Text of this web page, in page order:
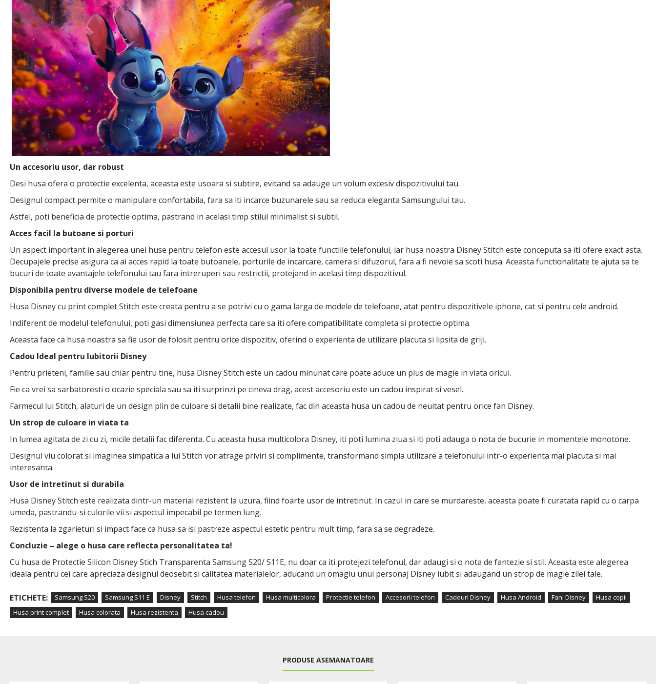
Un accesoriu usor, dar robust
Desi husa ofera o protectie excelenta, aceasta este usoara si subtire, evitand sa adauge un volum excesiv dispozitivului tau.
Designul compact permite o manipulare confortabila, fara sa iti incarce buzunarele sau sa reduca eleganta Samsungului tau.
Astfel, poti beneficia de protectie optima, pastrand in acelasi timp stilul minimalist si subtil.
Acces facil la butoane si porturi
Un aspect important in alegerea unei huse pentru telefon este accesul usor la toate functiile telefonului, iar husa noastra Disney Stitch este conceputa sa iti ofere exact asta.
Decupajele precise asigura ca ai acces rapid la toate butoanele, porturile de incarcare, camera si difuzorul, fara a fi nevoie sa scoti husa. Aceasta functionalitate te ajuta sa te
bucuri de toate avantajele telefonului tau fara intreruperi sau restrictii, protejand in acelasi timp dispozitivul.
Disponibila pentru diverse modele de telefoane
Husa Disney cu print complet Stitch este creata pentru a se potrivi cu o gama larga de modele de telefoane, atat pentru dispozitivele iphone, cat si pentru cele android.
Indiferent de modelul telefonului, poti gasi dimensiunea perfecta care sa iti ofere compatibilitate completa si protectie optima.
Aceasta face ca husa noastra sa fie usor de folosit pentru orice dispozitiv, oferind o experienta de utilizare placuta si lipsita de griji.
Cadou Ideal pentru Iubitorii Disney
Pentru prieteni, familie sau chiar pentru tine, husa Disney Stitch este un cadou minunat care poate aduce un plus de magie in viata oricui.
Fie ca vrei sa sarbatoresti o ocazie speciala sau sa iti surprinzi pe cineva drag, acest accesoriu este un cadou inspirat si vesel.
Farmecul lui Stitch, alaturi de un design plin de culoare si detalii bine realizate, fac din aceasta husa un cadou de neuitat pentru orice fan Disney.
Un strop de culoare in viata ta
In lumea agitata de zi cu zi, micile detalii fac diferenta. Cu aceasta husa multicolora Disney, iti poti lumina ziua si iti poti adauga o nota de bucurie in momentele monotone.
Designul viu colorat si imaginea simpatica a lui Stitch vor atrage priviri si complimente, transformand simpla utilizare a telefonului intr-o experienta mai placuta si mai
interesanta.
Usor de intretinut si durabila
Husa Disney Stitch este realizata dintr-un material rezistent la uzura, fiind foarte usor de intretinut. In cazul in care se murdareste, aceasta poate fi curatata rapid cu o carpa
umeda, pastrandu-si culorile vii si aspectul impecabil pe termen lung.
Rezistenta la zgarieturi si impact face ca husa sa isi pastreze aspectul estetic pentru mult timp, fara sa se degradeze.
Concluzie – alege o husa care reflecta personalitatea ta!
Cu husa de Protectie Silicon Disney Stich Transparenta Samsung S20/ S11E, nu doar ca iti protejezi telefonul, dar adaugi si o nota de fantezie si stil. Aceasta este alegerea
ideala pentru cei care apreciaza designul deosebit si calitatea materialelor, aducand un omagiu unui personaj Disney iubit si adaugand un strop de magie zilei tale.
ETICHETE: Samsung S20 Samsung S11 E Disney Stitch Husa telefon Husa multicolora Protectie telefon Accesorii telefon Cadouri Disney Husa Android Fani Disney
Husa copii
Husa print complet
Husa colorata Husa rezistenta Husa cadou
PRODUSE ASEMANATOARE